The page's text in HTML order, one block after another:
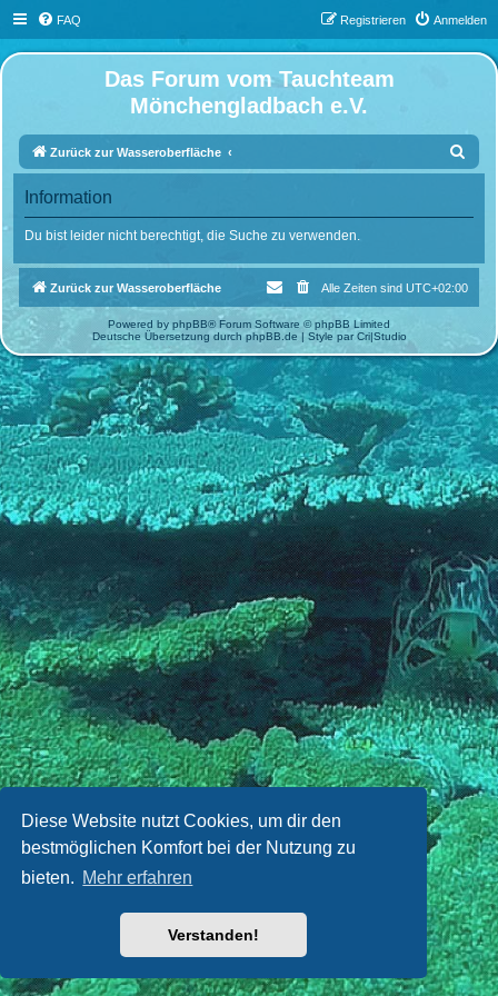
Diese Website nutzt Cookies, um dir den
bestmöglichen Komfort bei der Nutzung zu
bieten. Mehr erfahren
Verstanden!
FAQ Anmelden
Registrieren
Das Forum vom Tauchteam
Mönchengladbach e.V.
Zurück zur Wasseroberfläche
u
Information
Du bist leider nicht berechtigt, die Suche zu verwenden.
Zurück zur Wasseroberfläche Alle Zeiten sind UTC+02:00
Powered by phpBB® Forum Software © phpBB Limited
Deutsche Übersetzung durch phpBB.de | Style par Cri|Studio